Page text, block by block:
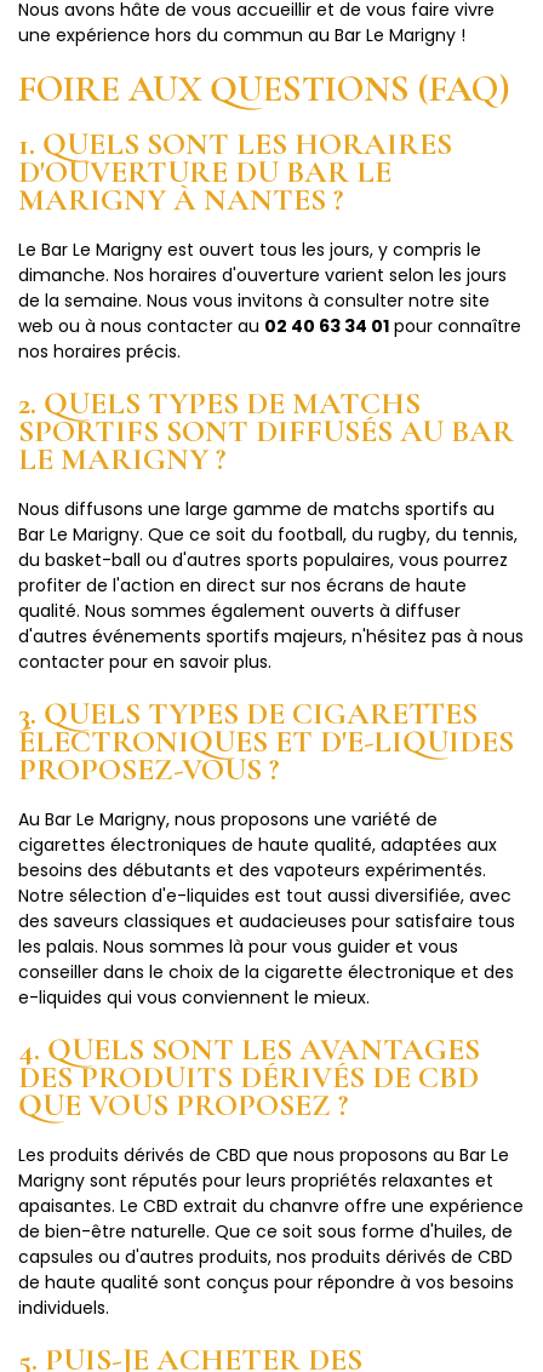
Nous avons hâte de vous accueillir et de vous faire vivre
une expérience hors du commun au Bar Le Marigny !
FOIRE AUX QUESTIONS (FAQ)
1. QUELS SONT LES HORAIRES
D'OUVERTURE DU BAR LE
MARIGNY À NANTES ?
Le Bar Le Marigny est ouvert tous les jours, y compris le
dimanche. Nos horaires d'ouverture varient selon les jours
de la semaine. Nous vous invitons à consulter notre site
web ou à nous contacter au 02 40 63 34 01 pour connaître
nos horaires précis.
2. QUELS TYPES DE MATCHS
SPORTIFS SONT DIFFUSÉS AU BAR
LE MARIGNY ?
Nous diffusons une large gamme de matchs sportifs au
Bar Le Marigny. Que ce soit du football, du rugby, du tennis,
du basket-ball ou d'autres sports populaires, vous pourrez
profiter de l'action en direct sur nos écrans de haute
qualité. Nous sommes également ouverts à diffuser
d'autres événements sportifs majeurs, n'hésitez pas à nous
contacter pour en savoir plus.
3. QUELS TYPES DE CIGARETTES
ÉLECTRONIQUES ET D'E-LIQUIDES
PROPOSEZ-VOUS ?
Au Bar Le Marigny, nous proposons une variété de
cigarettes électroniques de haute qualité, adaptées aux
besoins des débutants et des vapoteurs expérimentés.
Notre sélection d'e-liquides est tout aussi diversifiée, avec
des saveurs classiques et audacieuses pour satisfaire tous
les palais. Nous sommes là pour vous guider et vous
conseiller dans le choix de la cigarette électronique et des
e-liquides qui vous conviennent le mieux.
4. QUELS SONT LES AVANTAGES
DES PRODUITS DÉRIVÉS DE CBD
QUE VOUS PROPOSEZ ?
Les produits dérivés de CBD que nous proposons au Bar Le
Marigny sont réputés pour leurs propriétés relaxantes et
apaisantes. Le CBD extrait du chanvre offre une expérience
de bien-être naturelle. Que ce soit sous forme d'huiles, de
capsules ou d'autres produits, nos produits dérivés de CBD
de haute qualité sont conçus pour répondre à vos besoins
individuels.
5. PUIS-JE ACHETER DES